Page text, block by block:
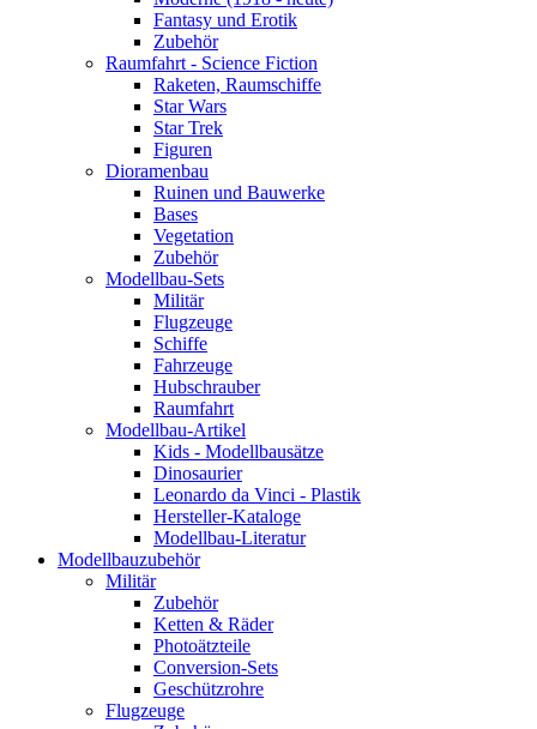
Fantasy und Erotik
Zubehör
Raumfahrt - Science Fiction
Raketen, Raumschiffe
Star Wars
Star Trek
Figuren
Dioramenbau
Ruinen und Bauwerke
Bases
Vegetation
Zubehör
Modellbau-Sets
Militär
Flugzeuge
Schiffe
Fahrzeuge
Hubschrauber
Raumfahrt
Modellbau-Artikel
Kids - Modellbausätze
Dinosaurier
Leonardo da Vinci - Plastik
Hersteller-Kataloge
Modellbau-Literatur
Modellbauzubehör
Militär
Zubehör
Ketten & Räder
Photoätzteile
Conversion-Sets
Geschützrohre
Flugzeuge